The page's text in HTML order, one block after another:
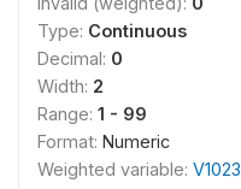
Type: Continuous
Decimal: 0
Width: 2
Range: 1 - 99
Format: Numeric
Weighted variable: V1023